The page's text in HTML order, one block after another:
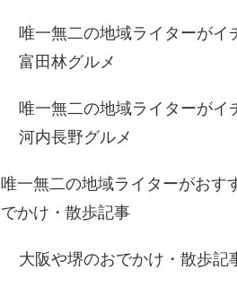
唯一無二の地域ライターがイ
富田林グルメ
唯一無二の地域ライターがイ
河内長野グルメ
唯一無二の地域ライターがおす
でかけ・散歩記事
大阪や堺のおでかけ・散歩記